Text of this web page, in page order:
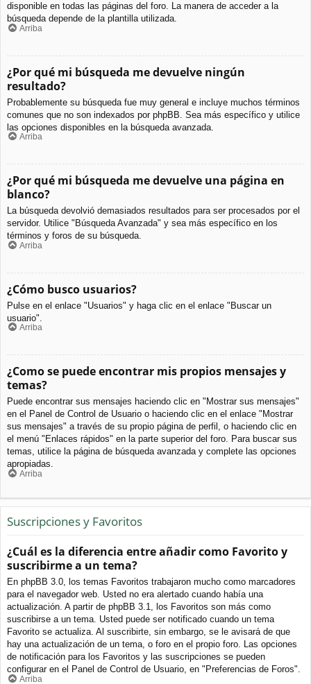
disponible en todas las páginas del foro. La manera de acceder a la
búsqueda depende de la plantilla utilizada.
Arriba
¿Por qué mi búsqueda me devuelve ningún
resultado?
Probablemente su búsqueda fue muy general e incluye muchos términos
comunes que no son indexados por phpBB. Sea más específico y utilice
las opciones disponibles en la búsqueda avanzada.
Arriba
¿Por qué mi búsqueda me devuelve una página en
blanco?
La búsqueda devolvió demasiados resultados para ser procesados por el
servidor. Utilice "Búsqueda Avanzada" y sea más específico en los
términos y foros de su búsqueda.
Arriba
¿Cómo busco usuarios?
Pulse en el enlace "Usuarios" y haga clic en el enlace "Buscar un
usuario".
Arriba
¿Como se puede encontrar mis propios mensajes y
temas?
Puede encontrar sus mensajes haciendo clic en "Mostrar sus mensajes"
en el Panel de Control de Usuario o haciendo clic en el enlace "Mostrar
sus mensajes" a través de su propio página de perfil, o haciendo clic en
el menú "Enlaces rápidos" en la parte superior del foro. Para buscar sus
temas, utilice la página de búsqueda avanzada y complete las opciones
apropiadas.
Arriba
Suscripciones y Favoritos
¿Cuál es la diferencia entre añadir como Favorito y
suscribirme a un tema?
En phpBB 3.0, los temas Favoritos trabajaron mucho como marcadores
para el navegador web. Usted no era alertado cuando había una
actualización. A partir de phpBB 3.1, los Favoritos son más como
suscribirse a un tema. Usted puede ser notificado cuando un tema
Favorito se actualiza. Al suscribirte, sin embargo, se le avisará de que
hay una actualización de un tema, o foro en el propio foro. Las opciones
de notificación para los Favoritos y las suscripciones se pueden
configurar en el Panel de Control de Usuario, en "Preferencias de Foros".
Arriba